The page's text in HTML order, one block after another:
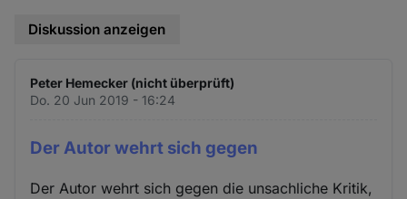
Diskussion anzeigen
Peter Hemecker (nicht überprüft)
Do. 20 Jun 2019 - 16:24
Der Autor wehrt sich gegen
Der Autor wehrt sich gegen die unsachliche Kritik,